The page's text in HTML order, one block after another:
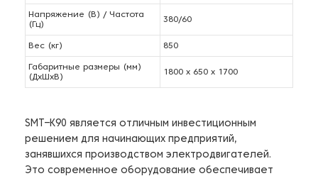
Напряжение (В) / Частота
(Гц)
380/60
Вес (кг) 850
Габаритные размеры (мм)
(ДхШхВ)
1800 х 650 х 1700
SMT–К90 является отличным инвестиционным
решением для начинающих предприятий,
занявшихся производством электродвигателей.
Это современное оборудование обеспечивает